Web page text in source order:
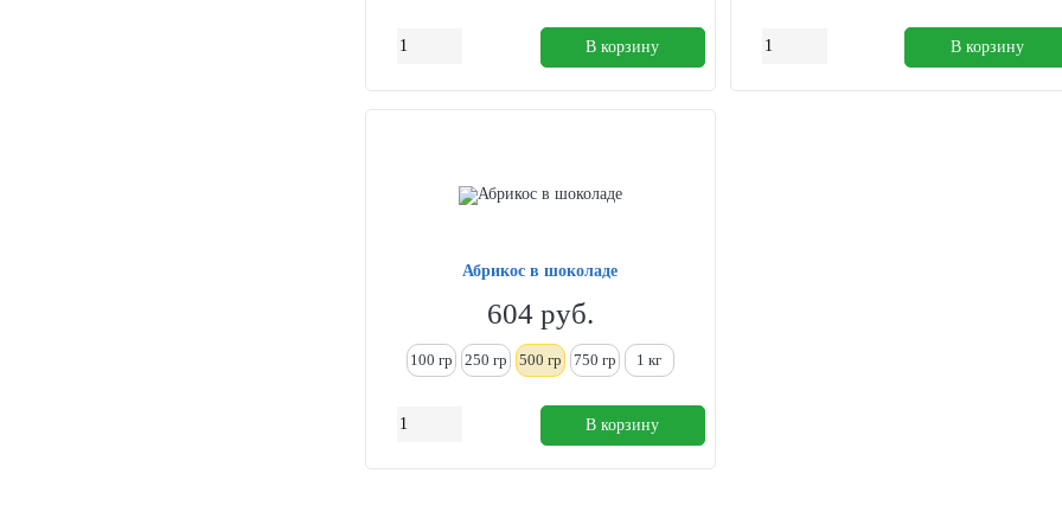
В корзину В корзину
Абрикос в шоколаде
604 руб.
100 гр 250 гр 500 гр 750 гр 1кг
В корзину